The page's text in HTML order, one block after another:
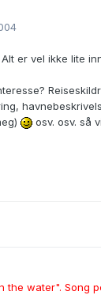
er vel ikke lite
osv. osv. så
the water". Song